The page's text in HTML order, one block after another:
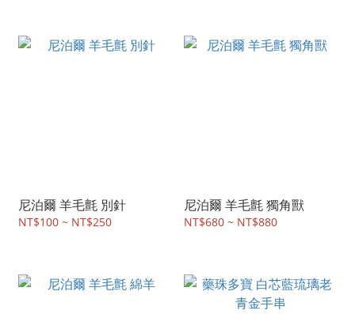
尼泊爾 羊毛氈 別針
NT$100 ~ NT$250
尼泊爾 羊毛氈 獨角獸
NT$680 ~ NT$880